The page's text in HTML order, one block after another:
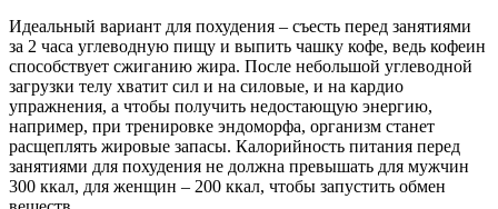
Идеальный вариант для похудения – съесть перед занятиями
за 2 часа углеводную пищу и выпить чашку кофе, ведь кофеин
способствует сжиганию жира. После небольшой углеводной
загрузки телу хватит сил и на силовые, и на кардио
упражнения, а чтобы получить недостающую энергию,
например, при тренировке эндоморфа, организм станет
расщеплять жировые запасы. Калорийность питания перед
занятиями для похудения не должна превышать для мужчин
300 ккал, для женщин – 200 ккал, чтобы запустить обмен